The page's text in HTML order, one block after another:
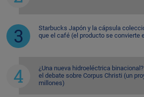
Starbucks Japón y la cápsula
que el café (el producto se convierte
¿Una nueva hidroeléctrica
el debate sobre Corpus Christi (un
millones)